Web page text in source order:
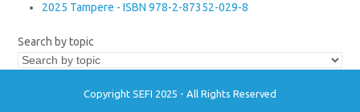
2025 Tampere - ISBN 978-2-87352-029-8
Search by topic
Copyright SEFI 2025 - All Rights Reserved